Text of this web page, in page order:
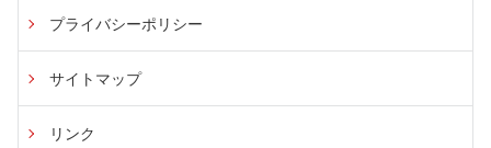
プライバシーポリシー
サイトマップ
リンク